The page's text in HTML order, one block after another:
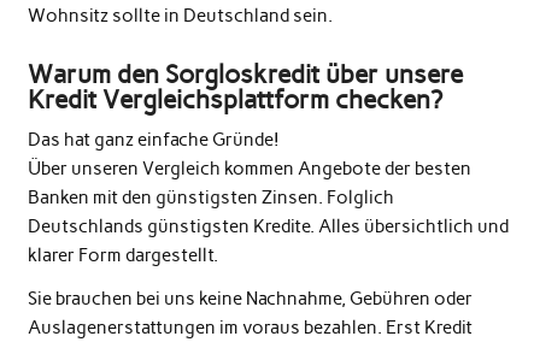
Wohnsitz sollte in Deutschland sein.
Warum den Sorgloskredit über unsere
Kredit Vergleichsplattform checken?
Das hat ganz einfache Gründe!
Über unseren Vergleich kommen Angebote der besten
Banken mit den günstigsten Zinsen. Folglich
Deutschlands günstigsten Kredite. Alles übersichtlich und
klarer Form dargestellt.
Sie brauchen bei uns keine Nachnahme, Gebühren oder
Auslagenerstattungen im voraus bezahlen. Erst Kredit